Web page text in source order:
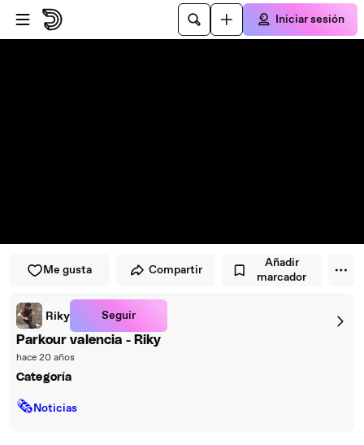
Saltar al reproductor
Saltar al contenido principal
Iniciar sesión
Me gusta Compartir
Añadir
marcador
Riky Seguir
Parkour valencia - Riky
hace 20 años
Categoría
🗞Noticias